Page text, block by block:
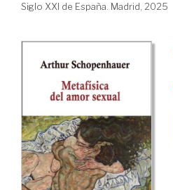
Siglo XXI de España. Madrid, 2025